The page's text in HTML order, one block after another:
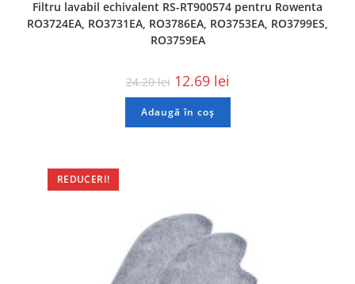
Filtru lavabil echivalent RS-RT900574 pentru Rowenta
RO3724EA, RO3731EA, RO3786EA, RO3753EA, RO3799ES,
RO3759EA
24.20lei 12.69 lei
Adaugă în coș
REDUCERI!